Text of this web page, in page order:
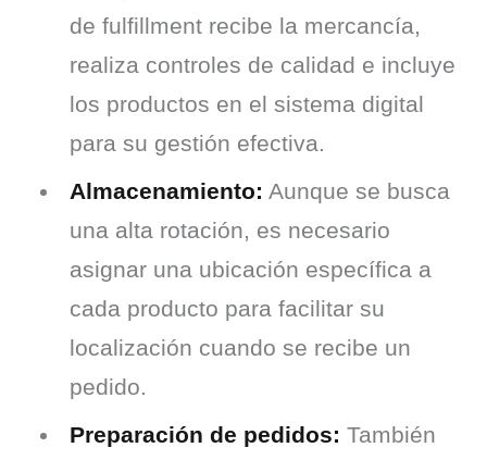
de fulfillment recibe la mercancía,
realiza controles de calidad e incluye
los productos en el sistema digital
para su gestión efectiva.
Almacenamiento: Aunque se busca
una alta rotación, es necesario
asignar una ubicación específica a
cada producto para facilitar su
localización cuando se recibe un
pedido.
Preparación de pedidos: También